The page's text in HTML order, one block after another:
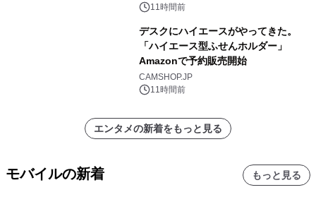
11時間前
デスクにハイエースがやってきた。
「ハイエース型ふせんホルダー」
Amazonで予約販売開始
CAMSHOP.JP
11時間前
エンタメの新着をもっと見る
モバイルの新着 もっと見る